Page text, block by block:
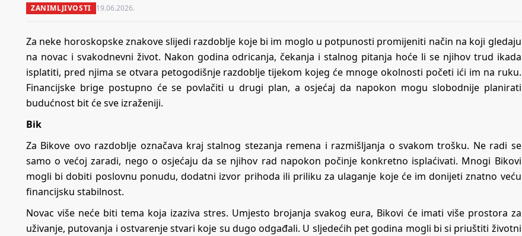
ZANIMLJIVOSTI 19.06.2026.
Za neke horoskopske znakove slijedi razdoblje koje bi im moglo u potpunosti promijeniti način na koji gledaju
na novac i svakodnevni život. Nakon godina odricanja, čekanja i stalnog pitanja hoće li se njihov trud ikada
isplatiti, pred njima se otvara petogodišnje razdoblje tijekom kojeg će mnoge okolnosti početi ići im na ruku.
Financijske brige postupno će se povlačiti u drugi plan, a osjećaj da napokon mogu slobodnije planirati
budućnost bit će sve izraženiji.
Bik
Za Bikove ovo razdoblje označava kraj stalnog stezanja remena i razmišljanja o svakom trošku. Ne radi se
samo o većoj zaradi, nego o osjećaju da se njihov rad napokon počinje konkretno isplaćivati. Mnogi Bikovi
mogli bi dobiti poslovnu ponudu, dodatni izvor prihoda ili priliku za ulaganje koje će im donijeti znatno veću
financijsku stabilnost.
Novac više neće biti tema koja izaziva stres. Umjesto brojanja svakog eura, Bikovi će imati više prostora za
uživanje, putovanja i ostvarenje stvari koje su dugo odgađali. U sljedećih pet godina mogli bi si priuštiti životni